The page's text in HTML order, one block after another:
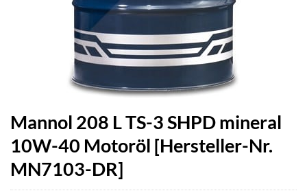
Mannol 208 L TS-3 SHPD mineral
10W-40 Motoröl [Hersteller-Nr.
MN7103-DR]